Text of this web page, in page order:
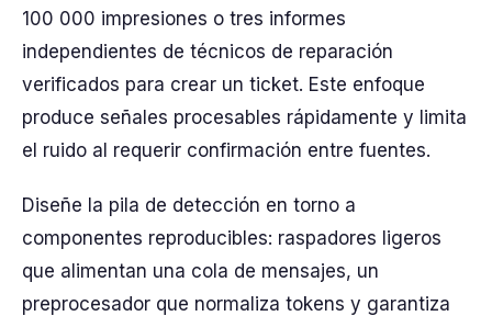
100 000 impresiones o tres informes
independientes de técnicos de reparación
verificados para crear un ticket. Este enfoque
produce señales procesables rápidamente y limita
el ruido al requerir confirmación entre fuentes.
Diseñe la pila de detección en torno a
componentes reproducibles: raspadores ligeros
que alimentan una cola de mensajes, un
preprocesador que normaliza tokens y garantiza